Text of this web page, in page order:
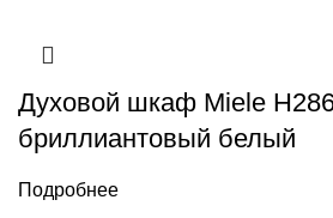
Духовой шкаф Miele
бриллиантовый белый
Подробнее